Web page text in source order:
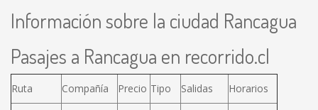
Información sobre la ciudad Rancagua
Pasajes a Rancagua en recorrido.cl
Ruta Compañía Precio Tipo Salidas Horarios